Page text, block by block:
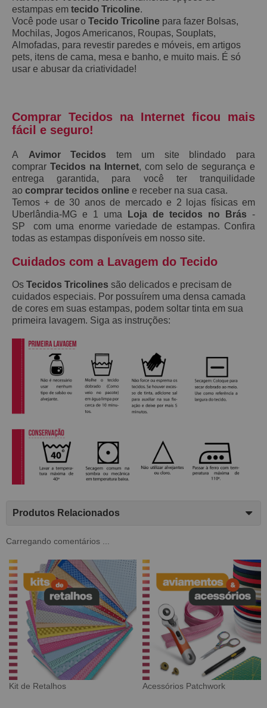
estampas em tecido Tricoline.
Você pode usar o Tecido Tricoline para fazer Bolsas,
Mochilas, Jogos Americanos, Roupas, Souplats,
Almofadas, para revestir paredes e móveis, em artigos
pets, itens de cama, mesa e banho, e muito mais. É só
usar e abusar da criatividade!
Comprar Tecidos na Internet ficou mais
fácil e seguro!
A Avimor Tecidos tem um site blindado para
comprar Tecidos na Internet, com selo de segurança e
entrega garantida, para você ter tranquilidade
ao comprar tecidos online e receber na sua casa.
Temos + de 30 anos de mercado e 2 lojas físicas em
Uberlândia-MG e 1 uma
Loja de tecidos no Brás -
SP com uma enorme variedade de estampas. Confira
todas as estampas disponíveis em nosso site.
Cuidados com a Lavagem do Tecido
Os Tecidos Tricolines são delicados e precisam de
cuidados especiais. Por possuírem uma densa camada
de cores em suas estampas, podem soltar tinta em sua
primeira lavagem. Siga as instruções:
Produtos Relacionados
Carregando comentários ...
Tecido Digital Sarja Impermeável